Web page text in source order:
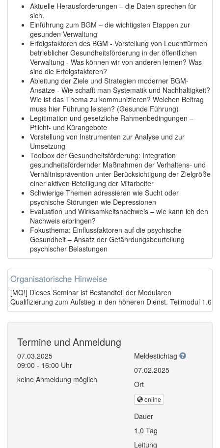
Aktuelle Herausforderungen – die Daten sprechen für
sich.
Einführung zum BGM – die wichtigsten Etappen zur
gesunden Verwaltung
Erfolgsfaktoren des BGM - Vorstellung von Leuchttürmen
betrieblicher Gesundheitsförderung in der öffentlichen
Verwaltung - Was können wir von anderen lernen? Was
sind die Erfolgsfaktoren?
Ableitung der Ziele und Strategien moderner BGM-
Ansätze - Wie schafft man Systematik und Nachhaltigkeit?
Wie ist das Thema zu kommunizieren? Welchen Beitrag
muss hier Führung leisten? (Gesunde Führung)
Legitimation und gesetzliche Rahmenbedingungen –
Pflicht- und Kürangebote
Vorstellung von Instrumenten zur Analyse und zur
Umsetzung
Toolbox der Gesundheitsförderung: Integration
gesundheitsfördernder Maßnahmen der Verhaltens- und
Verhältnisprävention unter Berücksichtigung der Zielgröße
einer aktiven Beteiligung der Mitarbeiter
Schwierige Themen adressieren wie Sucht oder
psychische Störungen wie Depressionen
Evaluation und Wirksamkeitsnachweis – wie kann ich den
Nachweis erbringen?
Fokusthema: Einflussfaktoren auf die psychische
Gesundheit – Ansatz der Gefährdungsbeurteilung
psychischer Belastungen
Organisatorische Hinweise
[MQ!] Dieses Seminar ist Bestandteil der Modularen
Qualifizierung zum Aufstieg in den höheren Dienst. Teilmodul 1.6
Termine und Anmeldung
07.03.2025
09:00 - 16:00 Uhr
keine Anmeldung möglich
Meldestichtag
07.02.2025
Ort
online
Dauer
1,0 Tag
Leitung